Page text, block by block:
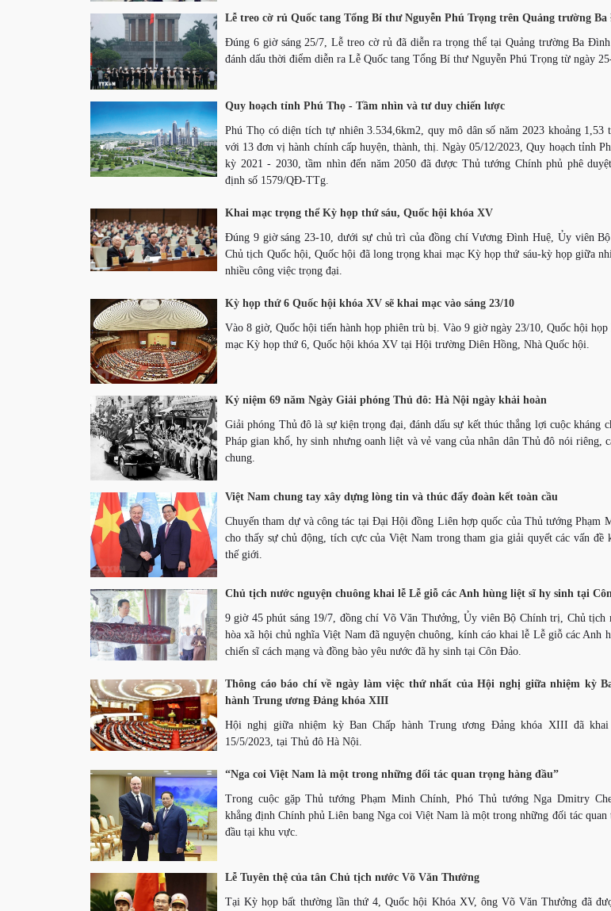
Lễ treo cờ rủ Quốc tang Tổng Bí thư Nguyễn Phú Trọng trên Quảng trường
Đúng 6 giờ sáng 25/7, Lễ treo cờ rủ đã diễn ra trọng thể tại Quảng trường Ba
đánh dấu thời điểm diễn ra Lễ Quốc tang Tổng Bí thư Nguyễn Phú Trọng từ ngày
Quy hoạch tỉnh Phú Thọ - Tầm nhìn và tư duy chiến lược
Phú Thọ có diện tích tự nhiên 3.534,6km2, quy mô dân số năm 2023 khoảng 1,53
với 13 đơn vị hành chính cấp huyện, thành, thị. Ngày 05/12/2023, Quy hoạch tỉnh
kỳ 2021 - 2030, tầm nhìn đến năm 2050 đã được Thủ tướng Chính phủ phê
định số 1579/QĐ-TTg.
Khai mạc trọng thể Kỳ họp thứ sáu, Quốc hội khóa XV
Đúng 9 giờ sáng 23-10, dưới sự chủ trì của đồng chí Vương Đình Huệ, Ủy viên
Chủ tịch Quốc hội, Quốc hội đã long trọng khai mạc Kỳ họp thứ sáu-kỳ họp giữa
nhiều công việc trọng đại.
Kỳ họp thứ 6 Quốc hội khóa XV sẽ khai mạc vào sáng 23/10
Vào 8 giờ, Quốc hội tiến hành họp phiên trù bị. Vào 9 giờ ngày 23/10, Quốc hội họp
mạc Kỳ họp thứ 6, Quốc hội khóa XV tại Hội trường Diên Hồng, Nhà Quốc hội.
Kỷ niệm 69 năm Ngày Giải phóng Thủ đô: Hà Nội ngày khải hoàn
Giải phóng Thủ đô là sự kiện trọng đại, đánh dấu sự kết thúc thắng lợi cuộc kháng
Pháp gian khổ, hy sinh nhưng oanh liệt và vẻ vang của nhân dân Thủ đô nói riêng,
chung.
Việt Nam chung tay xây dựng lòng tin và thúc đẩy đoàn kết toàn cầu
Chuyến tham dự và công tác tại Đại Hội đồng Liên hợp quốc của Thủ tướng Phạm
cho thấy sự chủ động, tích cực của Việt Nam trong tham gia giải quyết các vấn đề
thế giới.
Chủ tịch nước nguyện chuông khai lễ Lễ giỗ các Anh hùng liệt sĩ hy sinh tại
9 giờ 45 phút sáng 19/7, đồng chí Võ Văn Thưởng, Ủy viên Bộ Chính trị, Chủ tịch
hòa xã hội chủ nghĩa Việt Nam đã nguyện chuông, kính cáo khai lễ Lễ giỗ các Anh
chiến sĩ cách mạng và đồng bào yêu nước đã hy sinh tại Côn Đảo.
Thông cáo báo chí về ngày làm việc thứ nhất của Hội nghị giữa nhiệm kỳ
hành Trung ương Đảng khóa XIII
Hội nghị giữa nhiệm kỳ Ban Chấp hành Trung ương Đảng khóa XIII đã khai
15/5/2023, tại Thủ đô Hà Nội.
“Nga coi Việt Nam là một trong những đối tác quan trọng hàng đầu”
Trong cuộc gặp Thủ tướng Phạm Minh Chính, Phó Thủ tướng Nga Dmitry
khẳng định Chính phủ Liên bang Nga coi Việt Nam là một trong những đối tác quan
đầu tại khu vực.
Lễ Tuyên thệ của tân Chủ tịch nước Võ Văn Thưởng
Tại Kỳ họp bất thường lần thứ 4, Quốc hội Khóa XV, ông Võ Văn Thưởng đã